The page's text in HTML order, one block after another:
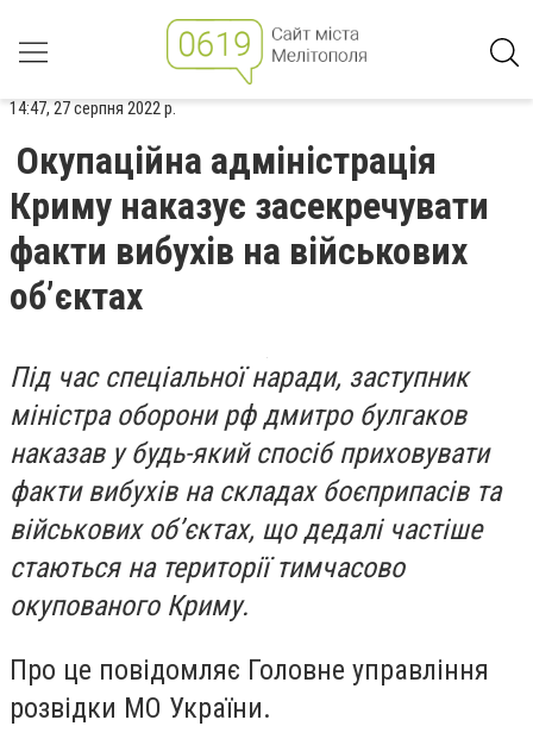
14:47, 27 серпня 2022 р.
Окупаційна адміністрація
Криму наказує засекречувати
факти вибухів на військових
об’єктах
Під час спеціальної наради, заступник
міністра оборони рф дмитро булгаков
наказав у будь-який спосіб приховувати
факти вибухів на складах боєприпасів та
військових об’єктах, що дедалі частіше
стаються на території тимчасово
окупованого Криму.
Про це повідомляє Головне управління
розвідки МО України.